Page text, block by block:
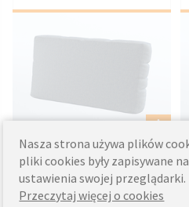
od129zł
Nasza strona używa plików
pliki cookies były zapisywane
ustawienia swojej przeglądarki.
Przeczytaj więcej o cookies